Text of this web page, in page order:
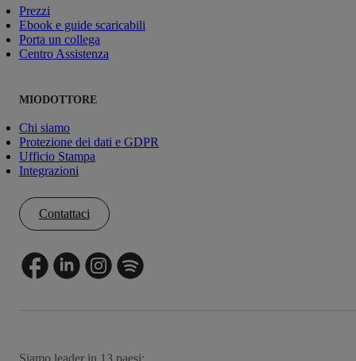
Prezzi
Ebook e guide scaricabili
Porta un collega
Centro Assistenza
MIODOTTORE
Chi siamo
Protezione dei dati e GDPR
Ufficio Stampa
Integrazioni
Contattaci
Siamo leader in 13 paesi: